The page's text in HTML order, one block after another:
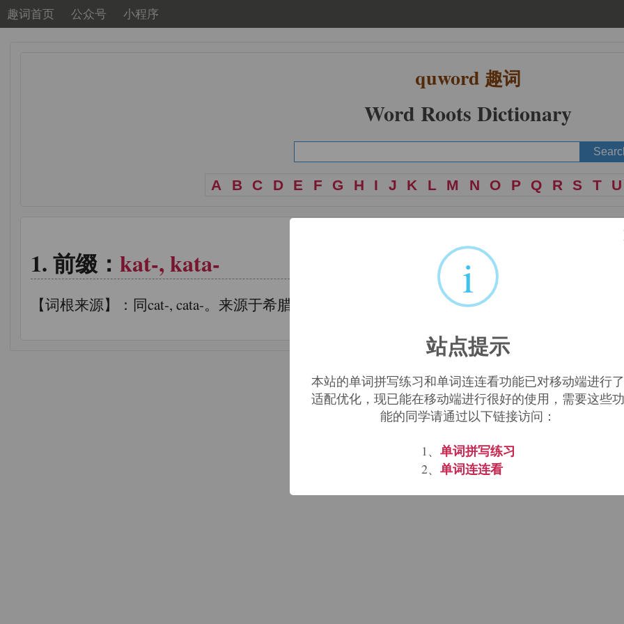
趣词首页 公众号 小程序
quword 趣词
Word Roots Dictionary
A B C D E F G H I J K L M N O P Q R S T U
前缀： kat-, kata-
【词根来源】：同cat-, cata-。来源于希腊语kat-, kata- i
站点提示
本站的单词拼写练习和单词连连看功能已对移动端进行了
适配优化，现已能在移动端进行很好的使用，需要这些功
能的同学请通过以下链接访问：
1、 单词拼写练习
2、 单词连连看